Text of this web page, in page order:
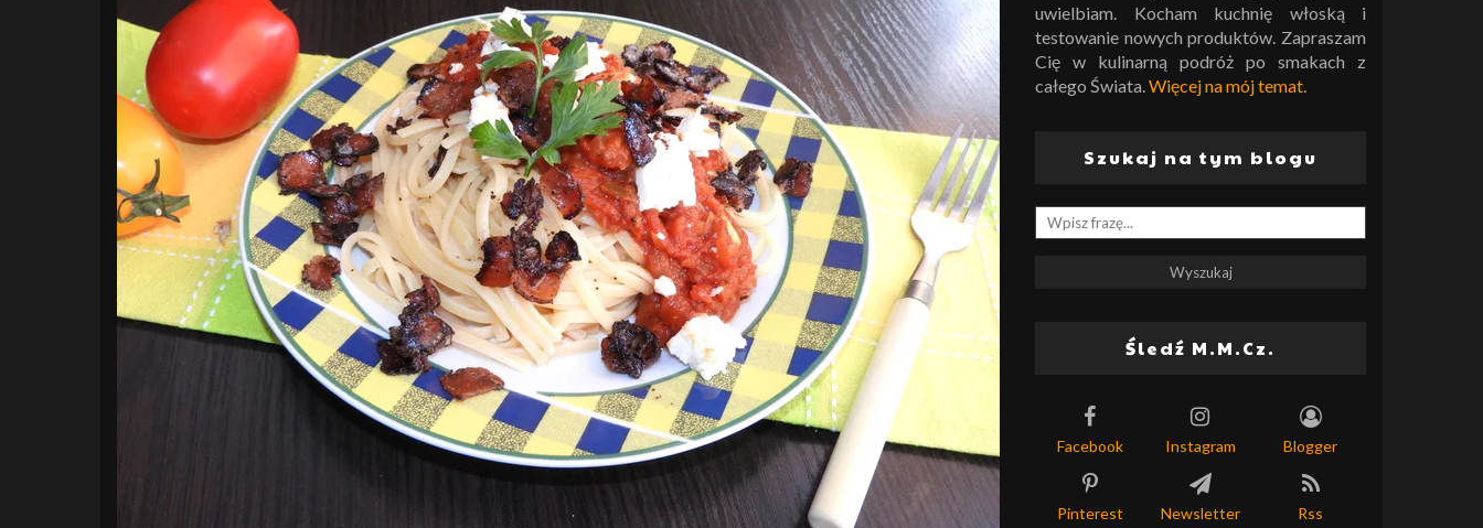
uwielbiam. Kocham kuchnię włoską i
testowanie nowych produktów. Zapraszam
Cię w kulinarną podróż po smakach z
całego Świata.Więcej na mój temat.
Szukaj na tym blogu
Śledź M.M.Cz.
Facebook Instagram Blogger
Pinterest Newsletter Rss